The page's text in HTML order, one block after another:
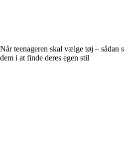
Når teenageren skal vælge tøj – sådan
dem i at finde deres egen stil